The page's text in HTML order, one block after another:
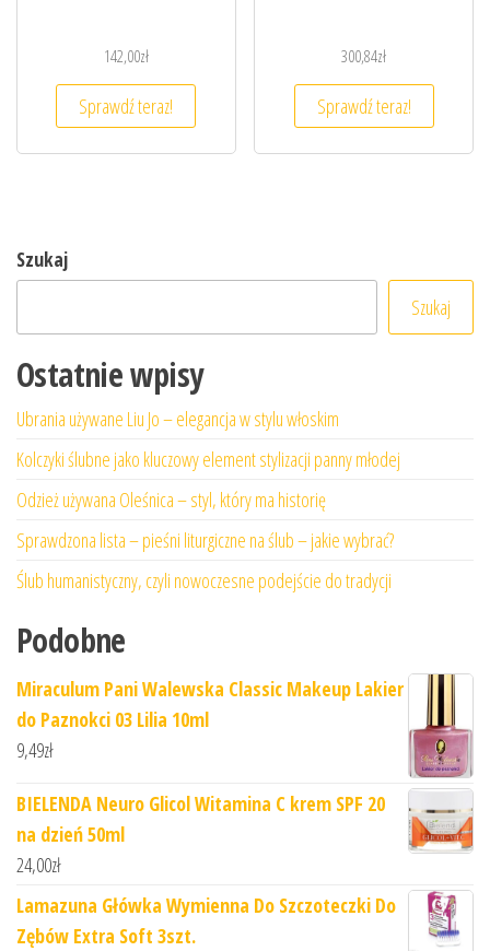
142,00zł
Sprawdź teraz!
300,84zł
Sprawdź teraz!
Szukaj
Szukaj
Ostatnie wpisy
Ubrania używane Liu Jo – elegancja w stylu włoskim
Kolczyki ślubne jako kluczowy element stylizacji panny młodej
Odzież używana Oleśnica – styl, który ma historię
Sprawdzona lista – pieśni liturgiczne na ślub – jakie wybrać?
Ślub humanistyczny, czyli nowoczesne podejście do tradycji
Podobne
Miraculum Pani Walewska Classic Makeup Lakier
do Paznokci 03 Lilia 10ml
9,49zł
BIELENDA Neuro Glicol Witamina C krem SPF 20
na dzień 50ml
24,00zł
Lamazuna Główka Wymienna Do Szczoteczki Do
Zębów Extra Soft 3szt.